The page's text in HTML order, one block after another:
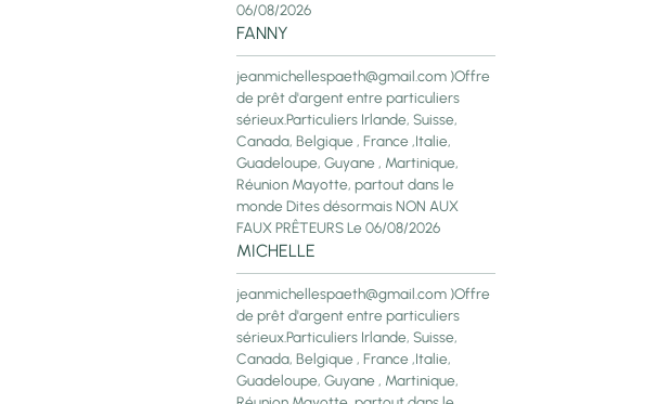
06/08/2026
FANNY
jeanmichellespaeth@gmail.com )Offre
de prêt d'argent entre particuliers
sérieux.Particuliers Irlande, Suisse,
Canada, Belgique , France ,Italie,
Guadeloupe, Guyane , Martinique,
Réunion Mayotte, partout dans le
monde Dites désormais NON AUX
FAUX PRÊTEURSLe 06/08/2026
MICHELLE
jeanmichellespaeth@gmail.com )Offre
de prêt d'argent entre particuliers
sérieux.Particuliers Irlande, Suisse,
Canada, Belgique , France ,Italie,
Guadeloupe, Guyane , Martinique,